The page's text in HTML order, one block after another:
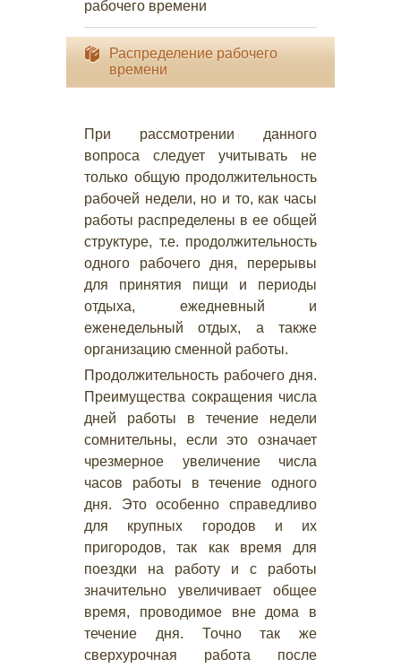
рабочего времени
Распределение рабочего
времени
При рассмотрении данного
вопроса следует учитывать не
только общую продолжительность
рабочей недели, но и то, как часы
работы распределены в ее общей
структуре, т.е. продолжительность
одного рабочего дня, перерывы
для принятия пищи и периоды
отдыха, ежедневный и
еженедельный отдых, а также
организацию сменной работы.
Продолжительность рабочего дня.
Преимущества сокращения числа
дней работы в течение недели
сомнительны, если это означает
чрезмерное увеличение числа
часов работы в течение одного
дня. Это особенно справедливо
для крупных городов и их
пригородов, так как время для
поездки на работу и с работы
значительно увеличивает общее
время, проводимое вне дома в
течение дня. Точно так же
сверхурочная работа после